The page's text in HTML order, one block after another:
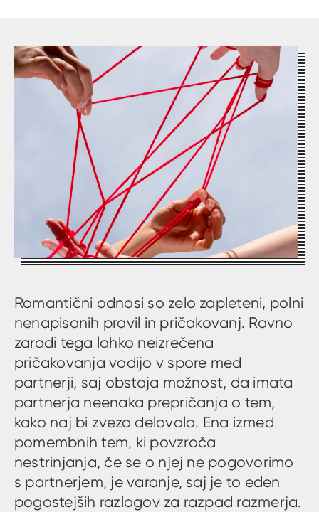
Romantični odnosi so zelo zapleteni, polni
nenapisanih pravil in pričakovanj. Ravno
zaradi tega lahko neizrečena
pričakovanja vodijo v spore med
partnerji, saj obstaja možnost, da imata
partnerja neenaka prepričanja o tem,
kako naj bi zveza delovala. Ena izmed
pomembnih tem, ki povzroča
nestrinjanja, če se o njej ne pogovorimo
s partnerjem, je varanje, saj je to eden
pogostejših razlogov za razpad razmerja.